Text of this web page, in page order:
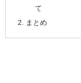
て
まとめ